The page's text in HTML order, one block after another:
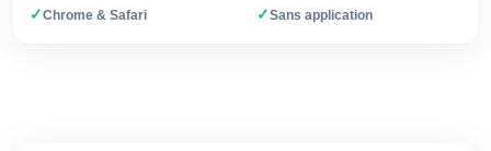
✓Chrome & Safari ✓Sans application